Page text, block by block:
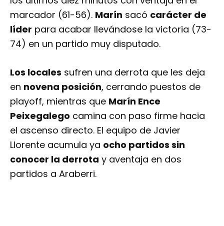
74) en un partido muy disputado.
Los localessufren una derrota que les deja
ennovena posición, cerrando puestos de
Peixegalegocamina con paso firme hacia
el ascenso directo. El equipo de Javier
Llorente acumula yaocho partidos sin
conocer la derrota y aventaja en dos
partidos a Araberri.